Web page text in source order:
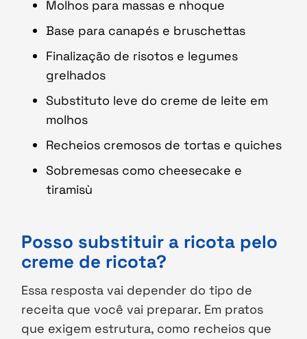
Molhos para massas e nhoque
Base para canapés e bruschettas
Finalização de risotos e legumes
grelhados
Substituto leve do creme de leite em
molhos
Recheios cremosos de tortas e quiches
Sobremesas como cheesecake e
tiramisù
Posso substituir a ricota pelo
creme de ricota?
Essa resposta vai depender do tipo de
receita que você vai preparar. Em pratos
que exigem estrutura, como recheios que